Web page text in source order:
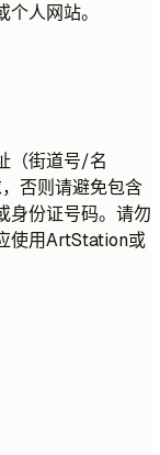
人网站。
（街道号/名
否则请避免包含
身份证号码。请勿
使用ArtStation或